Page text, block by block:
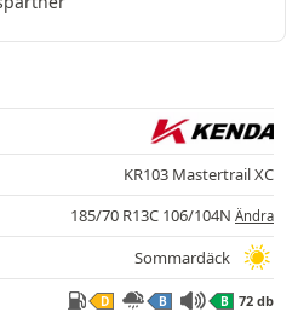
KR103 Mastertrail XC
185/70 R13C 106/104N Ändra
Sommardäck
D B B 72 db